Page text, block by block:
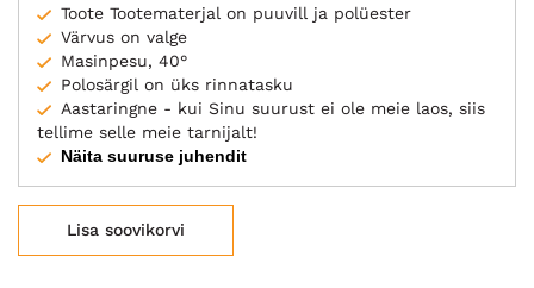
Toote Tootematerjal on puuvill ja polüester
Värvus on valge
Masinpesu, 40°
Polosärgil on üks rinnatasku
Aastaringne - kui Sinu suurust ei ole meie laos, siis
tellime selle meie tarnijalt!
Näita suuruse juhendit
Lisa soovikorvi